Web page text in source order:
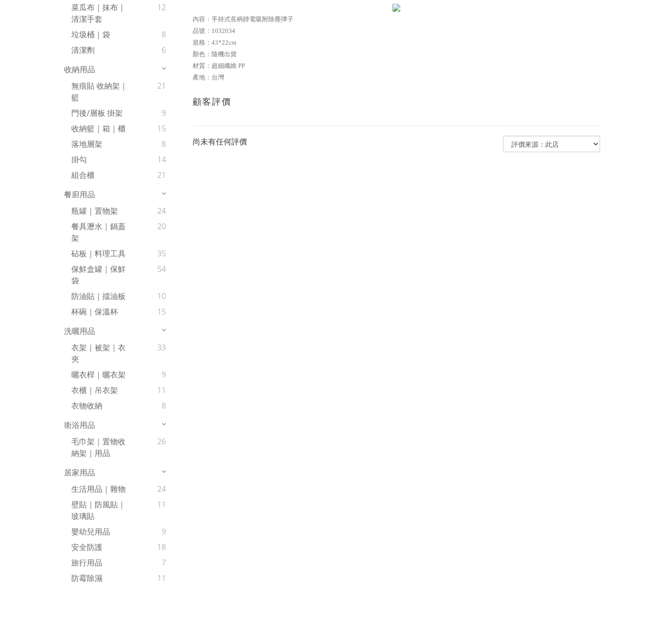
菜瓜布｜抹布｜
清潔手套
12
垃圾桶｜袋
8
清潔劑
6
收納用品
無痕貼 收納架｜
籃
21
門後/層板 掛架
9
收納籃｜箱｜櫃
15
落地層架
8
掛勾
14
組合櫃
21
餐廚用品
瓶罐｜置物架
24
餐具瀝水｜鍋蓋
架
20
砧板｜料理工具
35
保鮮盒罐｜保鮮
袋
54
防油貼｜擋油板
10
杯碗｜保溫杯
15
洗曬用品
衣架｜被架｜衣
夾
33
曬衣桿｜曬衣架
9
衣櫃｜吊衣架
11
衣物收納
8
衛浴用品
毛巾架｜置物收
納架｜用品
26
居家用品
生活用品｜雜物
24
壁貼｜防風貼｜
玻璃貼
11
嬰幼兒用品
9
安全防護
18
旅行用品
7
防霉除濕
11
內容： 手持式長柄靜電吸附除塵撢子
品號： 1032034
規格：43*22cm
顏色：隨機出貨
材質：超細纖維 PP
產地：台灣
顧客評價
尚未有任何評價